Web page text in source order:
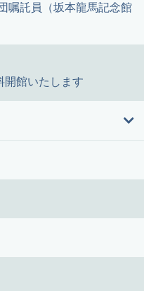
嘱託員（坂本龍馬記念館
開館いたします